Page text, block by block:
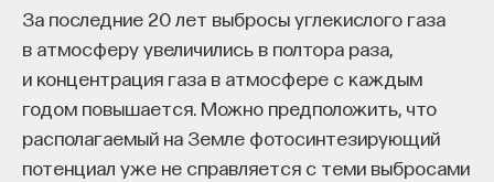
За последние 20 лет выбросы углекислого газа
в атмосферу увеличились в полтора раза,
и концентрация газа в атмосфере с каждым
годом повышается. Можно предположить, что
располагаемый на Земле фотосинтезирующий
потенциал уже не справляется с теми выбросами
долго он опирается на свое первое образование,
речь идет не о нескольких годах,
а о десятилетиях».
У университета четыре цели